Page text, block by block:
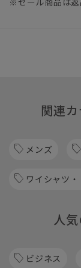
関連
メンズ
ワイシャツ
人
ビジネス